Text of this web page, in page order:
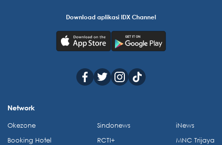
Download aplikasi IDX Channel
Network
Okezone
Booking Hotel
Sindonews
RCTI+
iNews
MNC Trijaya